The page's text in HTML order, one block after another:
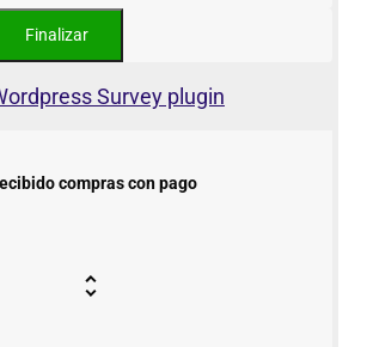
Survey plugin
compras con pago